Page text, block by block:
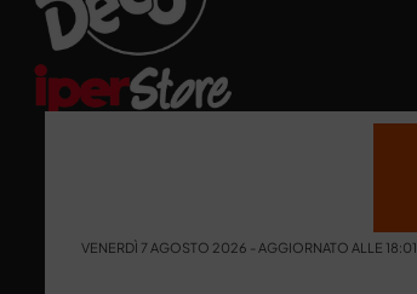
VENERDÌ 7 AGOSTO 2026 - AGGIORNATO ALLE 18:01